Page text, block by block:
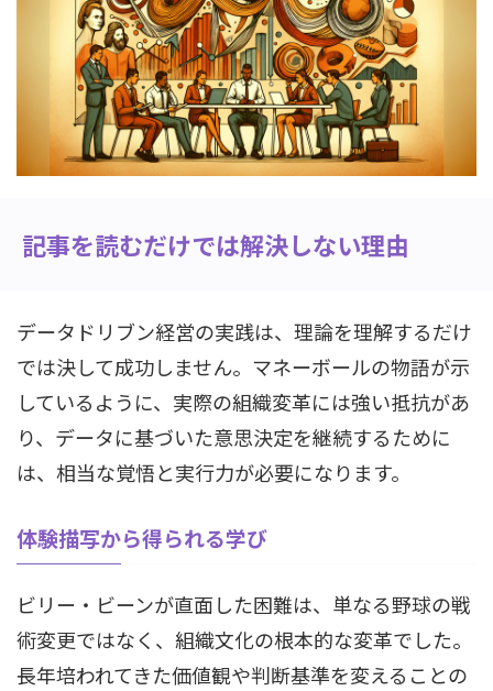
記事を読むだけでは解決しない理由
データドリブン経営の実践は、理論を理解するだけ
では決して成功しません。マネーボールの物語が示
しているように、実際の組織変革には強い抵抗があ
り、データに基づいた意思決定を継続するために
は、相当な覚悟と実行力が必要になります。
体験描写から得られる学び
ビリー・ビーンが直面した困難は、単なる野球の戦
術変更ではなく、組織文化の根本的な変革でした。
長年培われてきた価値観や判断基準を変えることの